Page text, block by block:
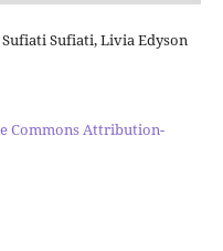
Sufiati, Livia Edyson
Commons Attribution-